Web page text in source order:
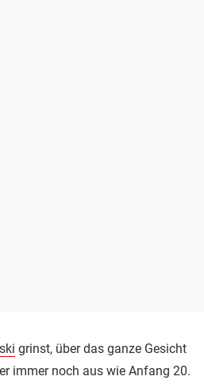
grinst, über das ganze Gesicht
immer noch aus wie Anfang 20.